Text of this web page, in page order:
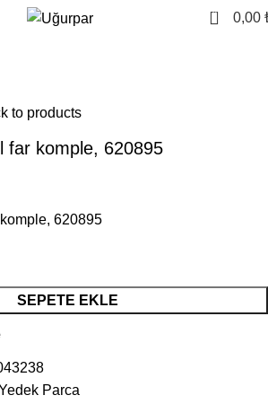
0 0,00
to products
far komple, 620895
620895
SEPETE EKLE
Parca